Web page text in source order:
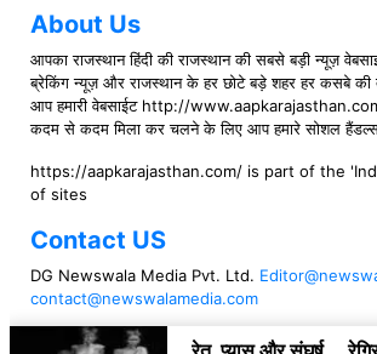
About Us
आपका राजस्थान हिंदी की राजस्थान की सबसे बड़ी न्यूज़
ब्रेकिंग न्यूज़ और राजस्थान के हर छोटे बड़े शहर हर कसबे की
आप हमारी वेबसाईट http://
कदम से कदम मिला कर चलने के लिए आप हमारे सोशल
https://aapkarajasthan.com/ is part of the
of sites
Contact US
DG Newswala Media Pvt. Ltd.
contact@newswalamedia.com
Follow US